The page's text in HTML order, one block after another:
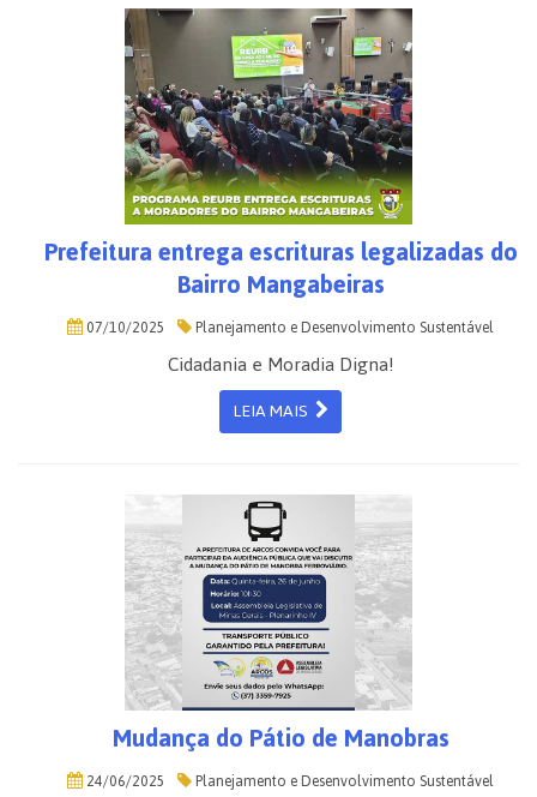
Prefeitura entrega escrituras legalizadas do
Bairro Mangabeiras
07/10/2025 Planejamento e Desenvolvimento Sustentável
Cidadania e Moradia Digna!
LEIA MAIS
Mudança do Pátio de Manobras
24/06/2025 Planejamento e Desenvolvimento Sustentável